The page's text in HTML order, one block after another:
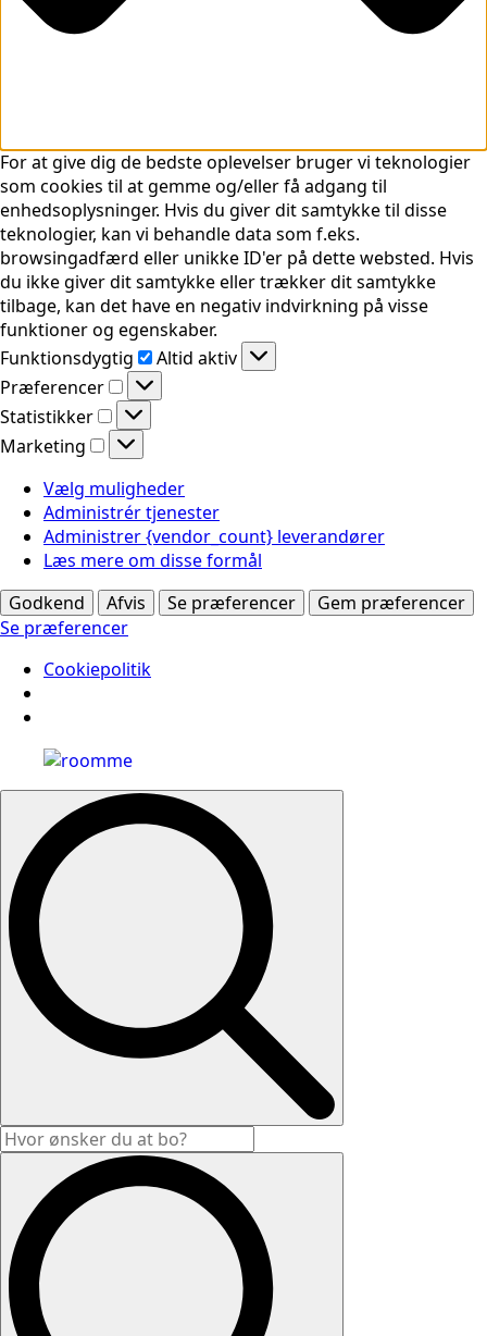
For at give dig de bedste oplevelser bruger vi teknologier
som cookies til at gemme og/eller få adgang til
enhedsoplysninger. Hvis du giver dit samtykke til disse
teknologier, kan vi behandle data som f.eks.
browsingadfærd eller unikke ID'er på dette websted. Hvis
du ikke giver dit samtykke eller trækker dit samtykke
tilbage, kan det have en negativ indvirkning på visse
funktioner og egenskaber.
Funktionsdygtig
Funktionsdygtig
Altid aktiv
Præferencer
Præferencer
Statistikker
Statistikker
Marketing
Marketing
Vælg muligheder
Administrér tjenester
Administrer {vendor_count} leverandører
Læs mere om disse formål
Godkend
Afvis Se præferencer
Gem præferencer
Se præferencer
Cookiepolitik
Search